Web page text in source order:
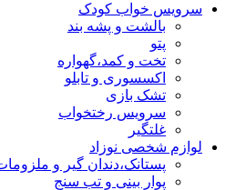
سرویس خواب کودک
بالشت و پشه بند
پتو
تخت و کمد،گهواره
اکسسوری و تابلو
تشک بازی
سرویس رختخواب
غلتگیر
لوازم شخصی نوزاد
پستانک،دندان گیر و
پوار بینی و تب سنج